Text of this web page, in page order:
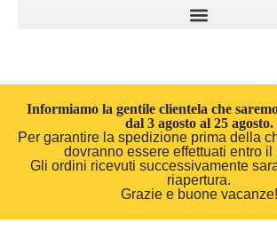
Informiamo la gentile clientela che
dal 3 agosto al 25 agosto.
Per garantire la spedizione prima della
dovranno essere effettuati entro il
Gli ordini ricevuti successivamente
riapertura.
Grazie e buone vacanze!